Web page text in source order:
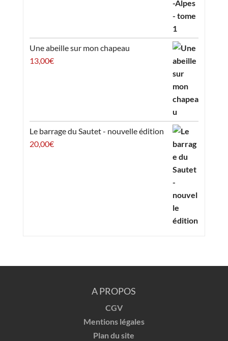
Une abeille sur mon chapeau
13,00€
Le barrage du Sautet - nouvelle édition
20,00€
A PROPOS
CGV
Mentions légales
Plan du site